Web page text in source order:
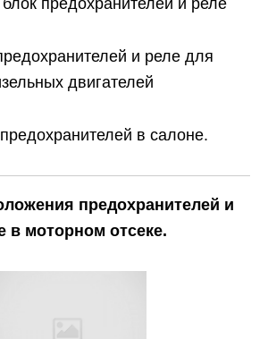
предохранителей и реле
и реле для
двигателей
в салоне.
предохранителей и
в моторном отсеке.